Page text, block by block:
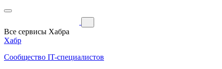
Все сервисы Хабра
Хабр
Сообщество IT-специалистов